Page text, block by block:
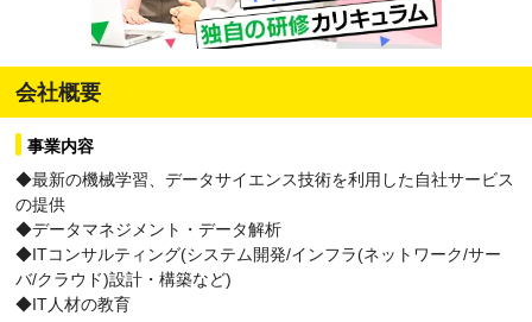
会社概要
事業内容
◆最新の機械学習、データサイエンス技術を利用した自社サービス
の提供
◆データマネジメント・データ解析
◆ITコンサルティング(システム開発/インフラ(ネットワーク/サー
バ/クラウド)設計・構築など)
◆IT人材の教育